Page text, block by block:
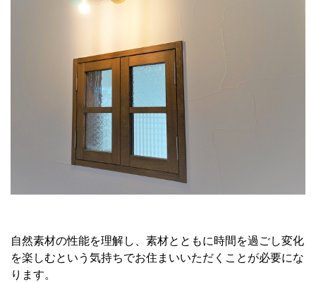
自然素材の性能を理解し、素材とともに時間を過ごし変化
を楽しむという気持ちでお住まいいただくことが必要にな
ります。